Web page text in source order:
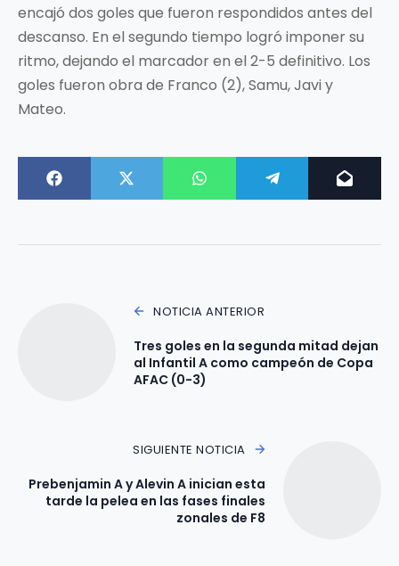
encajó dos goles que fueron respondidos antes del
descanso. En el segundo tiempo logró imponer su
ritmo, dejando el marcador en el 2-5 definitivo. Los
goles fueron obra de Franco (2), Samu, Javi y
Mateo.
NOTICIA ANTERIOR
Tres goles en la segunda mitad dejan
al Infantil A como campeón de Copa
AFAC (0-3)
SIGUIENTE NOTICIA
Prebenjamin A y Alevin A inician esta
tarde la pelea en las fases finales
zonales de F8